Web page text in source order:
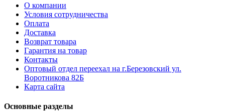
О компании
Условия сотрудничества
Оплата
Доставка
Возврат товара
Гарантия на товар
Контакты
Оптовый отдел переехал на г.Березовский ул.
Воротникова 82Б
Карта сайта
Основные разделы